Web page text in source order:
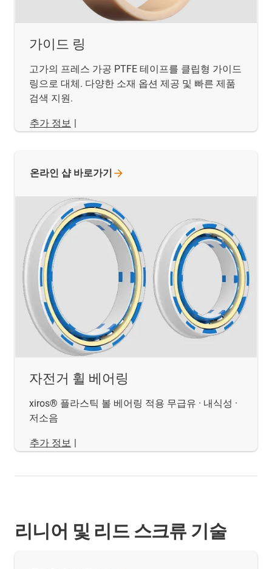
가이드 링
고가의 프레스 가공 PTFE 테이프를 클립형 가이드
링으로 대체. 다양한 소재 옵션 제공 및 빠른 제품
검색 지원.
추가 정보
자전거 휠 베어링
xiros® 플라스틱 볼 베어링 적용 무급유 · 내식성 ·
저소음
추가 정보
온라인 샵 바로가기
리니어 및 리드 스크류 기술